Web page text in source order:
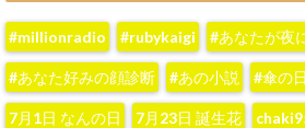
#millionradio #rubykaigi #あなたが夜
#あなた好みの顔診断 #あの小説 #傘の日
7月1日 なんの日 7月23日 誕生花